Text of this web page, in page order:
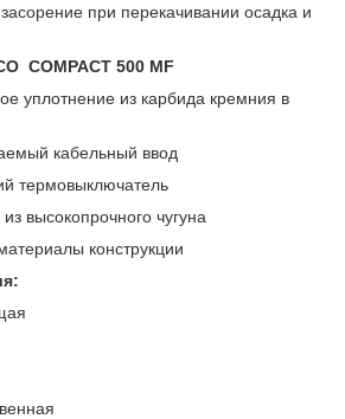
при перекачивании осадка и
COMPACT 500 MF
уплотнение из карбида кремния в
кабельный ввод
термовыключатель
высокопрочного чугуна
конструкции